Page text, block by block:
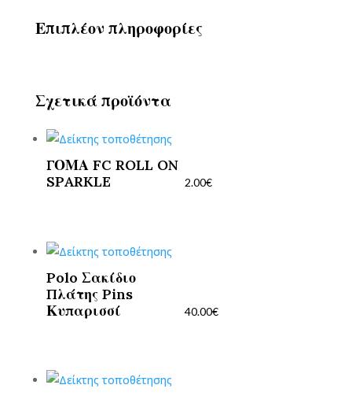
Επιπλέον πληροφορίες
Σχετικά προϊόντα
ΓΟΜΑ FC ROLL ON
SPARKLE
2.00€
Polo Σακίδιο
Πλάτης Pins
Κυπαρισσί
40.00€